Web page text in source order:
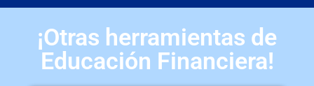
¡Otras herramientas de
Educación Financiera!